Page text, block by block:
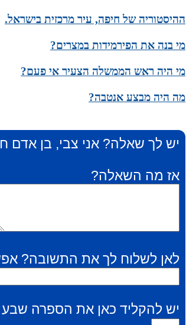
ההיסטוריה של חיפה, עיר מרכזית בישראל.
מי בנה את הפירמידות במצרים?
מי היה ראש הממשלה הצעיר אי פעם?
מה היה מבצע אנטבה?
יש לך שאלה? אני צבי, בן אדם
אז מה השאלה?
לאן לשלוח לך את התשובה?
יש להקליד כאן את הספרה שבע